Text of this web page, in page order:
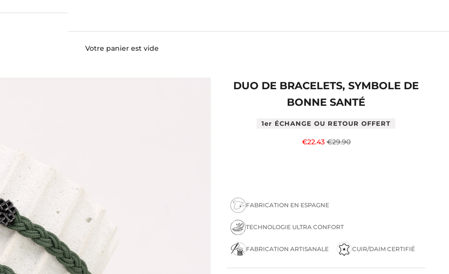
Votre panier est vide
DUO DE BRACELETS, SYMBOLE DE
BONNE SANTÉ
1er ÉCHANGE OU RETOUR OFFERT
Prix de vente
€22.43Prix normal
€29.90
FABRICATION EN ESPAGNE
TECHNOLOGIE ULTRA CONFORT
FABRICATION ARTISANALE CUIR/DAIM CERTIFIÉ